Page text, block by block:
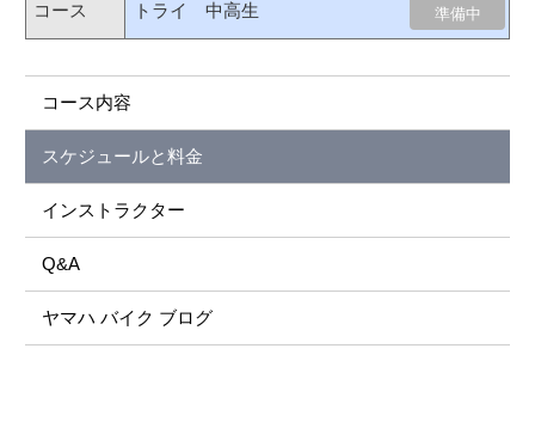
トライ 中高生 準備中
コース内容
スケジュールと料金
インストラクター
Q&A
ヤマハ バイク ブログ